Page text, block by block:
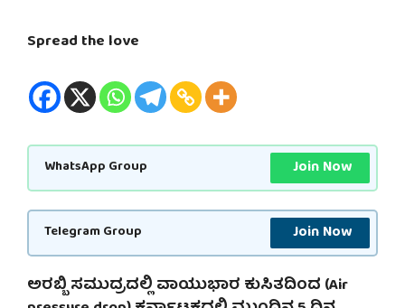
Spread the love
WhatsApp Group Join Now
Telegram Group Join Now
ಅರಬ್ಬಿ ಸಮುದ್ರದಲ್ಲಿ ವಾಯುಭಾರ ಕುಸಿತದಿಂದ (Air